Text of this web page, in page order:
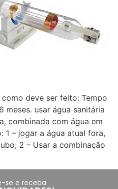
deve ser feito: Tempo
meses. usar água sanitária
combinada com água em
1 – jogar a água atual fora,
2 – Usar a combinação
se e receba